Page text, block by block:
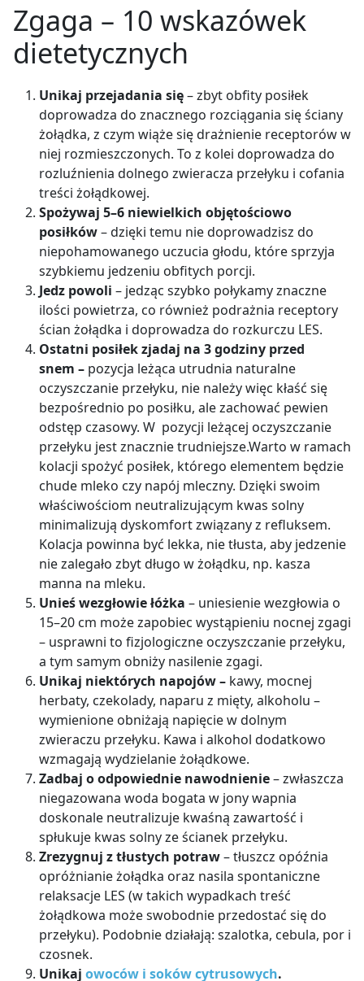
Zgaga – 10 wskazówek
dietetycznych
Unikaj przejadania się– zbyt obfity posiłek
doprowadza do znacznego rozciągania się ściany
żołądka, z czym wiąże się drażnienie receptorów w
niej rozmieszczonych. To z kolei doprowadza do
rozluźnienia dolnego zwieracza przełyku i cofania
treści żołądkowej.
Spożywaj 5–6 niewielkich objętościowo
posiłków– dzięki temu nie doprowadzisz do
niepohamowanego uczucia głodu, które sprzyja
szybkiemu jedzeniu obfitych porcji.
Jedz powoli – jedząc szybko połykamy znaczne
ilości powietrza, co również podrażnia receptory
ścian żołądka i doprowadza do rozkurczu LES.
Ostatni posiłek zjadaj na 3 godziny przed
snem – pozycja leżąca utrudnia naturalne
oczyszczanie przełyku, nie należy więc kłaść się
bezpośrednio po posiłku, ale zachować pewien
odstęp czasowy. W pozycji leżącej oczyszczanie
przełyku jest znacznie trudniejsze.Warto w ramach
kolacji spożyć posiłek, którego elementem będzie
chude mleko czy napój mleczny. Dzięki swoim
właściwościom neutralizującym kwas solny
minimalizują dyskomfort związany z refluksem.
Kolacja powinna być lekka, nie tłusta, aby jedzenie
nie zalegało zbyt długo w żołądku, np. kasza
manna na mleku.
Unieś wezgłowie łóżka – uniesienie wezgłowia o
15–20 cm może zapobiec wystąpieniu nocnej zgagi
– usprawni to fizjologiczne oczyszczanie przełyku,
a tym samym obniży nasilenie zgagi.
Unikaj niektórych napojów – kawy, mocnej
herbaty, czekolady, naparu z mięty, alkoholu –
wymienione obniżają napięcie w dolnym
zwieraczu przełyku. Kawa i alkohol dodatkowo
wzmagają wydzielanie żołądkowe.
Zadbaj o odpowiednie nawodnienie– zwłaszcza
niegazowana woda bogata w jony wapnia
doskonale neutralizuje kwaśną zawartość i
spłukuje kwas solny ze ścianek przełyku.
Zrezygnuj z tłustych potraw– tłuszcz opóźnia
opróżnianie żołądka oraz nasila spontaniczne
relaksacje LES (w takich wypadkach treść
żołądkowa może swobodnie przedostać się do
przełyku). Podobnie działają: szalotka, cebula, por i
czosnek.
Unikaj owoców i soków cytrusowych.